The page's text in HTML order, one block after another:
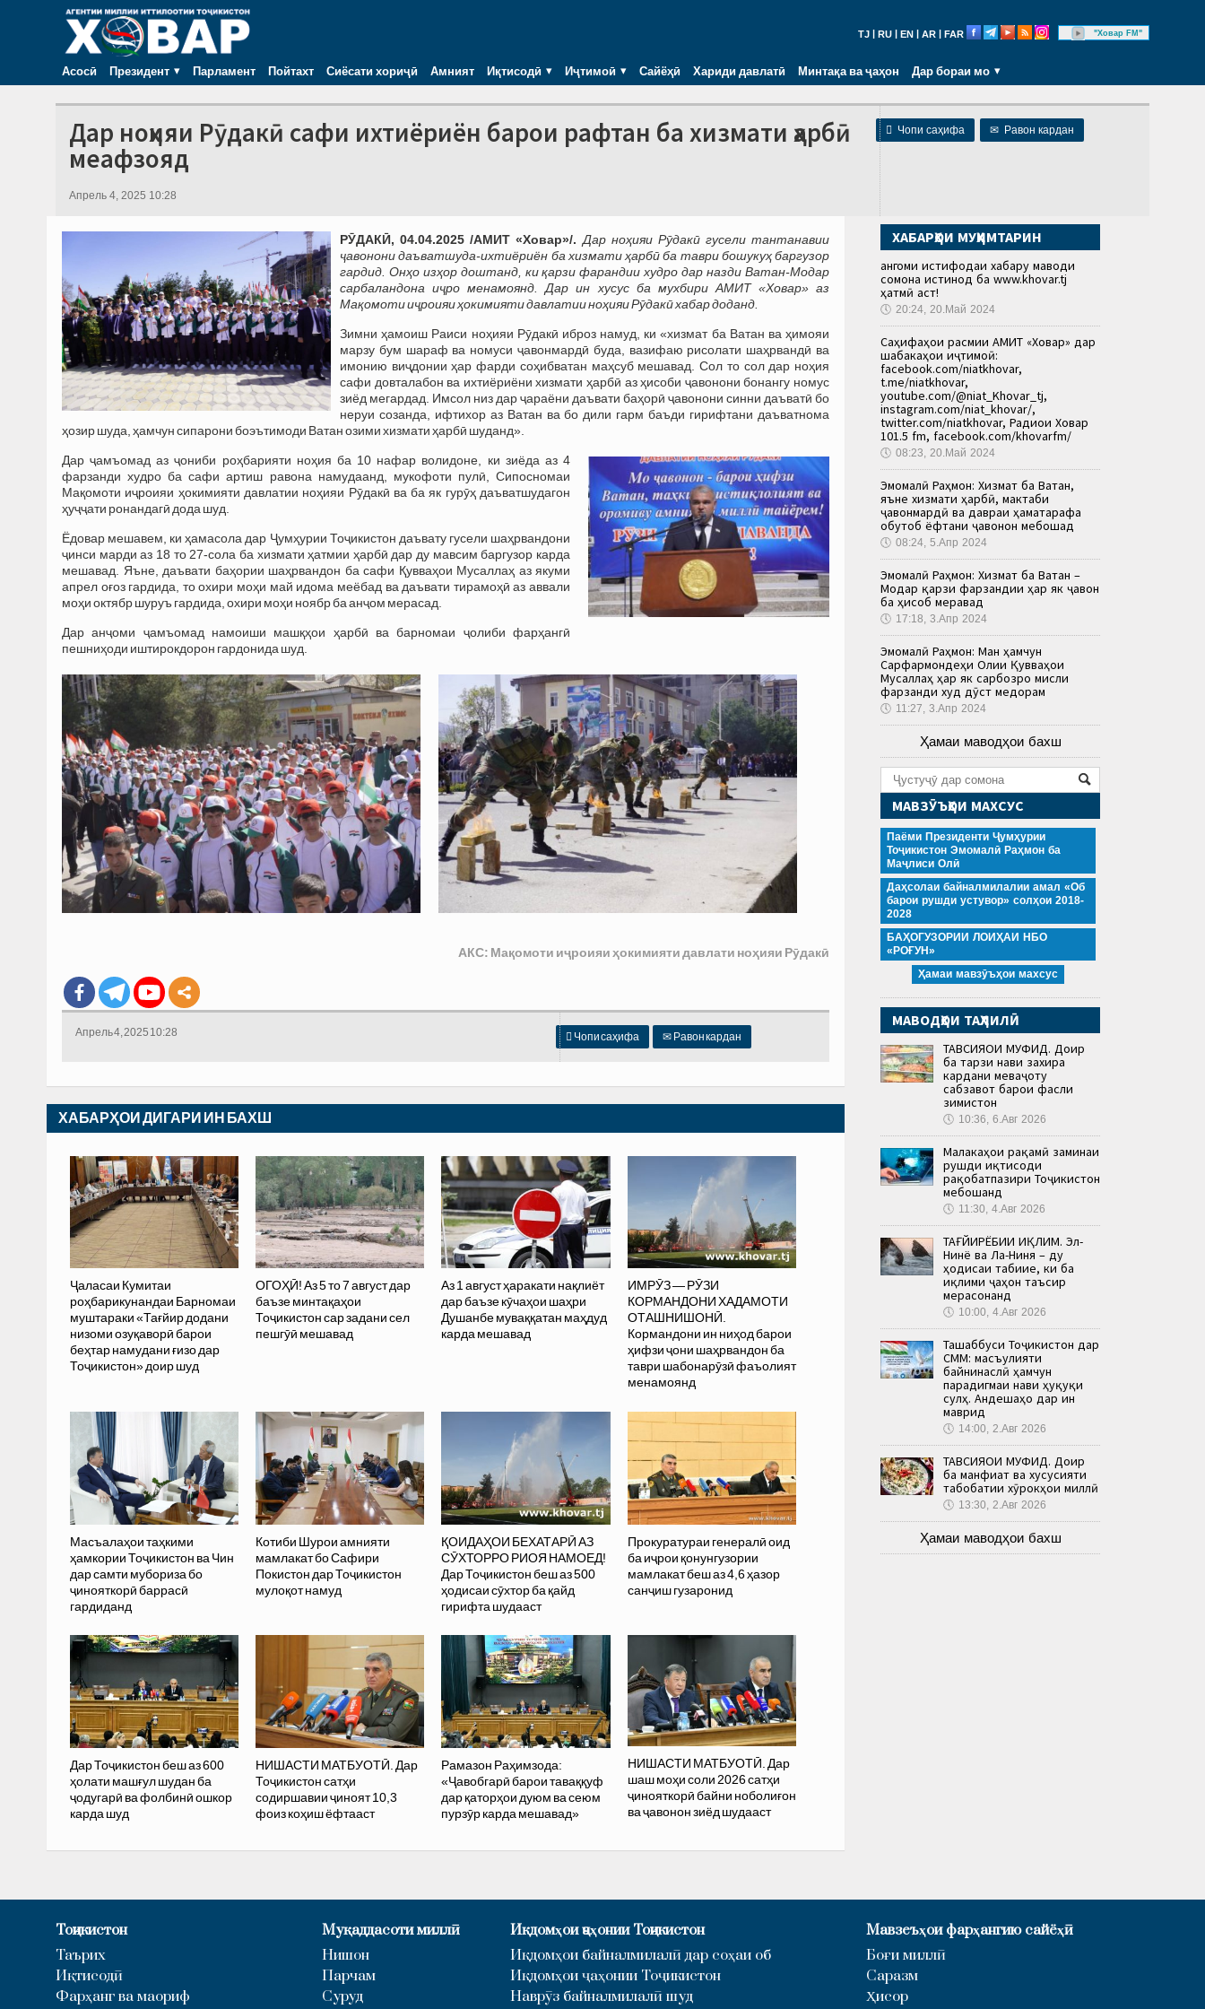
TJ RU EN AR FAR "Ховар FM"
Асосӣ Президент Парламент Пойтахт Сиёсати хориҷӣ Амният Иқтисодӣ Иҷтимоӣ Сайёҳӣ Хариди давлатӣ Минтақа ва ҷаҳон Дар бораи мо
 Чопи саҳифа ✉ Равон кардан
Дар ноҳияи Рӯдакӣ сафи ихтиёриён барои рафтан ба хизмати ҳарбӣ
меафзояд
Апрель 4, 2025 10:28
РӮДАКӢ, 04.04.2025 /АМИТ «Ховар»/. Дар ноҳияи Рӯдакӣ гусели тантанавии
ҷавонони даъватшуда-ихтиёриён ба хизмати ҳарбӣ ба таври бошукуҳ баргузор
гардид. Онҳо изҳор доштанд, ки қарзи фарандии худро дар назди Ватан-Модар
сарбаландона иҷро менамоянд. Дар ин хусус ба мухбири АМИТ «Ховар» аз
Мақомоти иҷроияи ҳокимияти давлатии ноҳияи Рӯдакӣ хабар доданд.
Зимни ҳамоиш Раиси ноҳияи Рӯдакӣ иброз намуд, ки «хизмат ба Ватан ва ҳимояи
марзу бум шараф ва номуси ҷавонмардӣ буда, вазифаю рисолати шаҳрвандӣ ва
имонию виҷдонии ҳар фарди соҳибватан маҳсуб мешавад. Сол то сол дар ноҳия
сафи довталабон ва ихтиёриёни хизмати ҳарбӣ аз ҳисоби ҷавонони бонангу номус
зиёд мегардад. Имсол низ дар ҷараёни даъвати баҳорӣ ҷавонони синни даъватӣ бо
неруи созанда, ифтихор аз Ватан ва бо дили гарм баъди гирифтани даъватнома
ҳозир шуда, ҳамчун сипарони боэътимоди Ватан озими хизмати ҳарбӣ шуданд».
Дар ҷамъомад аз ҷониби роҳбарияти ноҳия ба 10 нафар волидоне, ки зиёда аз 4
фарзанди худро ба сафи артиш равона намудаанд, мукофоти пулӣ, Сипосномаи
Мақомоти иҷроияи ҳокимияти давлатии ноҳияи Рӯдакӣ ва ба як гурӯҳ даъватшудагон
ҳуҷҷати ронандагӣ дода шуд.
Ёдовар мешавем, ки ҳамасола дар Ҷумҳурии Тоҷикистон даъвату гусели шаҳрвандони
ҷинси марди аз 18 то 27-сола ба хизмати ҳатмии ҳарбӣ дар ду мавсим баргузор карда
мешавад. Яъне, даъвати баҳории шаҳрвандон ба сафи Қувваҳои Мусаллаҳ аз якуми
апрел оғоз гардида, то охири моҳи май идома меёбад ва даъвати тирамоҳӣ аз аввали
моҳи октябр шуруъ гардида, охири моҳи ноябр ба анҷом мерасад.
Дар анҷоми ҷамъомад намоиши машқҳои ҳарбӣ ва барномаи ҷолиби фарҳангӣ
пешниҳоди иштирокдорон гардонида шуд.
АКС: Мақомоти иҷроияи ҳокимияти давлати ноҳияи Рӯдакӣ
 Чопи саҳифа ✉ Равон кардан
Апрель 4, 2025 10:28
ХАБАРҲОИ ДИГАРИ ИН БАХШ
Ҷаласаи Кумитаи
роҳбарикунандаи Барномаи
муштараки «Тағйир додани
низоми озуқаворӣ барои
беҳтар намудани ғизо дар
Тоҷикистон» доир шуд
ОГОҲӢ! Аз 5 то 7 август дар
баъзе минтақаҳои
Тоҷикистон сар задани сел
пешгӯӣ мешавад
Аз 1 август ҳаракати нақлиёт
дар баъзе кӯчаҳои шаҳри
Душанбе муваққатан маҳдуд
карда мешавад
ИМРӮЗ — РӮЗИ
КОРМАНДОНИ ХАДАМОТИ
ОТАШНИШОНӢ.
Кормандони ин ниҳод барои
ҳифзи ҷони шаҳрвандон ба
таври шабонарӯзӣ фаъолият
менамоянд
Масъалаҳои таҳкими
ҳамкории Тоҷикистон ва Чин
дар самти мубориза бо
ҷинояткорӣ баррасӣ
гардиданд
Котиби Шурои амнияти
мамлакат бо Сафири
Покистон дар Тоҷикистон
мулоқот намуд
ҚОИДАҲОИ БЕХАТАРӢ АЗ
СӮХТОРРО РИОЯ НАМОЕД!
Дар Тоҷикистон беш аз 500
ҳодисаи сӯхтор ба қайд
гирифта шудааст
Прокуратураи генералӣ оид
ба иҷрои қонунгузории
мамлакат беш аз 4,6 ҳазор
санҷиш гузаронид
Дар Тоҷикистон беш аз 600
ҳолати машғул шудан ба
ҷодугарӣ ва фолбинӣ ошкор
карда шуд
НИШАСТИ МАТБУОТӢ. Дар
Тоҷикистон сатҳи
содиршавии ҷиноят 10,3
фоиз коҳиш ёфтааст
Рамазон Раҳимзода:
«Ҷавобгарӣ барои таваққуф
дар қаторҳои дуюм ва сеюм
пурзӯр карда мешавад»
НИШАСТИ МАТБУОТӢ. Дар
шаш моҳи соли 2026 сатҳи
ҷинояткорӣ байни ноболиғон
ва ҷавонон зиёд шудааст
ХАБАРҲОИ МУҲИМТАРИН
Ҳангоми истифодаи хабару маводи
сомона истинод ба www.khovar.tj
ҳатмӣ аст!
🕔 20:24, 20.Май 2024
Саҳифаҳои расмии АМИТ «Ховар» дар
шабакаҳои иҷтимоӣ:
facebook.com/niatkhovar,
t.me/niatkhovar,
youtube.com/@niat_Khovar_tj,
instagram.com/niat_khovar/,
twitter.com/niatkhovar, Радиои Ховар
101.5 fm, facebook.com/khovarfm/
🕔 08:23, 20.Май 2024
Эмомалӣ Раҳмон: Хизмат ба Ватан,
яъне хизмати ҳарбӣ, мактаби
ҷавонмардӣ ва давраи ҳаматарафа
обутоб ёфтани ҷавонон мебошад
🕔 08:24, 5.Апр 2024
Эмомалӣ Раҳмон: Хизмат ба Ватан –
Модар қарзи фарзандии ҳар як ҷавон
ба ҳисоб меравад
🕔 17:18, 3.Апр 2024
Эмомалӣ Раҳмон: Ман ҳамчун
Сарфармондеҳи Олии Қувваҳои
Мусаллаҳ ҳар як сарбозро мисли
фарзанди худ дӯст медорам
🕔 11:27, 3.Апр 2024
Ҳамаи маводҳои бахш
МАВЗӮЪҲОИ МАХСУС
Паёми Президенти Ҷумҳурии
Тоҷикистон Эмомалӣ Раҳмон ба
Маҷлиси Олӣ
Даҳсолаи байналмилалии амал «Об
барои рушди устувор» солҳои 2018-
2028
БАҲОГУЗОРИИ ЛОИҲАИ НБО
«РОҒУН»
Ҳамаи мавзӯъҳои махсус
МАВОДҲОИ ТАҲЛИЛӢ
ТАВСИЯҲОИ МУФИД. Доир
ба тарзи нави захира
кардани меваҷоту
сабзавот барои фасли
зимистон
🕔 10:36, 6.Авг 2026
Малакаҳои рақамӣ заминаи
рушди иқтисоди
рақобатпазири Тоҷикистон
мебошанд
🕔 11:30, 4.Авг 2026
ТАҒЙИРЁБИИ ИҚЛИМ. Эл-
Нинё ва Ла-Ниня – ду
ҳодисаи табиие, ки ба
иқлими ҷаҳон таъсир
мерасонанд
🕔 10:00, 4.Авг 2026
Ташаббуси Тоҷикистон дар
СММ: масъулияти
байнинаслӣ ҳамчун
парадигмаи нави ҳуқуқи
сулҳ. Андешаҳо дар ин
маврид
🕔 14:00, 2.Авг 2026
ТАВСИЯҲОИ МУФИД. Доир
ба манфиат ва хусусияти
табобатии хӯрокҳои миллӣ
🕔 13:30, 2.Авг 2026
Ҳамаи маводҳои бахш
Тоҷикистон
Таърих
Иқтисодӣ
Фарҳанг ва маориф
Муқаддасоти миллӣ
Нишон
Парчам
Суруд
Иқдомҳои ҷаҳонии Тоҷикистон
Иқдомҳои байналмилалӣ дар соҳаи об
Иқдомҳои ҷаҳонии Тоҷикистон
Наврӯз байналмилалӣ шуд
Мавзеъҳои фарҳангию сайёҳӣ
Боғи миллӣ
Саразм
Ҳисор